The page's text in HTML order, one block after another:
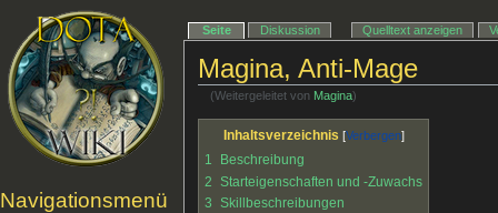
Magina, Anti-Mage
(Weitergeleitet von Magina)
Inhaltsverzeichnis
1
Beschreibung
2 Starteigenschaften und -Zuwachs
3 Skillbeschreibungen
Navigationsmenü
Seite Diskussion Quelltext anzeigen